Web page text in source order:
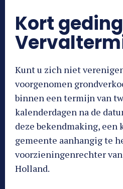
Kort
Kunt u zich niet
voorgenomen
binnen een termijn van
kalenderdagen na de
deze bekendmaking, een
gemeente aanhangig te
voorzieningenrechter
Holland.